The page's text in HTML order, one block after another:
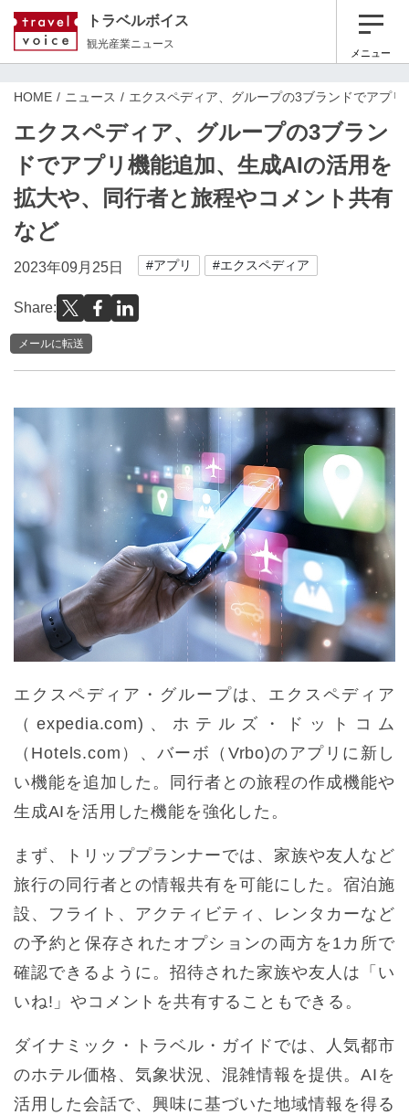
トラベルボイス
観光産業ニュース
メニュー
HOME ニュース エクスペディア、グループの3ブランドでアプ
エクスペディア、グループの3ブラン
ドでアプリ機能追加、生成AIの活用を
拡大や、同行者と旅程やコメント共有
など
2023年09月25日 #アプリ #エクスペディア
Share:
メールに転送
エクスペディア・グループは、エクスペディア
（expedia.com)、ホテルズ・ドットコム
（Hotels.com）、バーボ（Vrbo)のアプリに新し
い機能を追加した。同行者との旅程の作成機能や
生成AIを活用した機能を強化した。
まず、トリッププランナーでは、家族や友人など
旅行の同行者との情報共有を可能にした。宿泊施
設、フライト、アクティビティ、レンタカーなど
の予約と保存されたオプションの両方を1カ所で
確認できるように。招待された家族や友人は「い
いね!」やコメントを共有することもできる。
ダイナミック・トラベル・ガイドでは、人気都市
のホテル価格、気象状況、混雑情報を提供。AIを
活用した会話で、興味に基づいた地域情報を得る